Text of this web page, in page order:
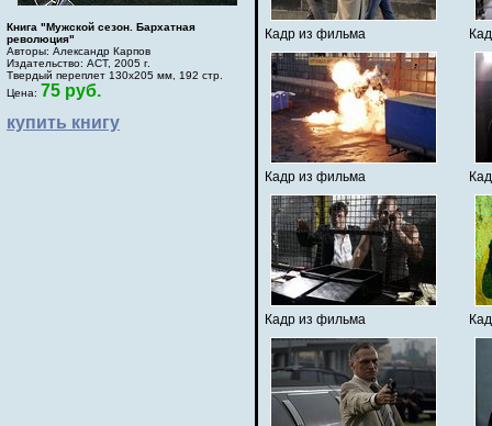
Книга "Мужской сезон. Бархатная
революция"
Авторы: Александр Карпов
Издательство: АСТ, 2005 г.
Твердый переплет 130х205 мм, 192 стр.
Цена: 75 руб.
купить книгу
Кадр из фильма
Кадр из фильма
Кадр из фильма